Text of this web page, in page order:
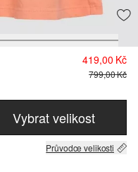
419,00 Kč
799,00 Kč
Vybrat velikost
Průvodce velikosti